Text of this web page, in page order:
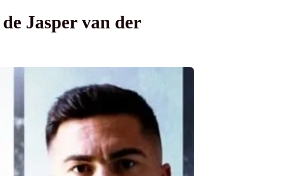
Jasper van der